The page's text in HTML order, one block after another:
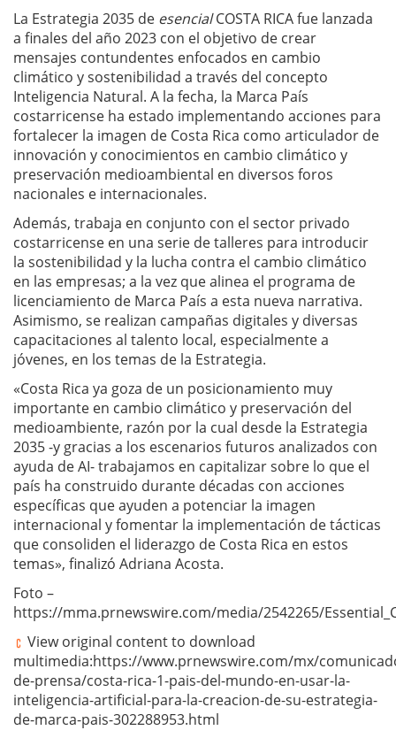
La Estrategia 2035 de esencialCOSTA RICA fue lanzada
a finales del año 2023 con el objetivo de crear
mensajes contundentes enfocados en cambio
climático y sostenibilidad a través del concepto
Inteligencia Natural. A la fecha, la Marca País
costarricense ha estado implementando acciones para
fortalecer la imagen de Costa Rica como articulador de
innovación y conocimientos en cambio climático y
preservación medioambiental en diversos foros
nacionales e internacionales.
Además, trabaja en conjunto con el sector privado
costarricense en una serie de talleres para introducir
la sostenibilidad y la lucha contra el cambio climático
en las empresas; a la vez que alinea el programa de
licenciamiento de Marca País a esta nueva narrativa.
Asimismo, se realizan campañas digitales y diversas
capacitaciones al talento local, especialmente a
jóvenes, en los temas de la Estrategia.
«Costa Rica ya goza de un posicionamiento muy
importante en cambio climático y preservación del
medioambiente, razón por la cual desde la Estrategia
2035 -y gracias a los escenarios futuros analizados con
ayuda de AI- trabajamos en capitalizar sobre lo que el
país ha construido durante décadas con acciones
específicas que ayuden a potenciar la imagen
internacional y fomentar la implementación de tácticas
que consoliden el liderazgo de Costa Rica en estos
temas», finalizó Adriana Acosta.
Foto –
https://mma.prnewswire.com/media/2542265/
View original content to download
multimedia:https://www.prnewswire.com/mx/
de-prensa/costa-rica-1-pais-del-mundo-en-usar-la-
inteligencia-artificial-para-la-creacion-de-su-estrategia-
de-marca-pais-302288953.html